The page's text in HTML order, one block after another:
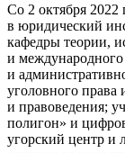
Со 2 октября 2022
в юридический
кафедры теории,
и международного
и
уголовного права
и правоведения;
полигон» и
угорский центр и